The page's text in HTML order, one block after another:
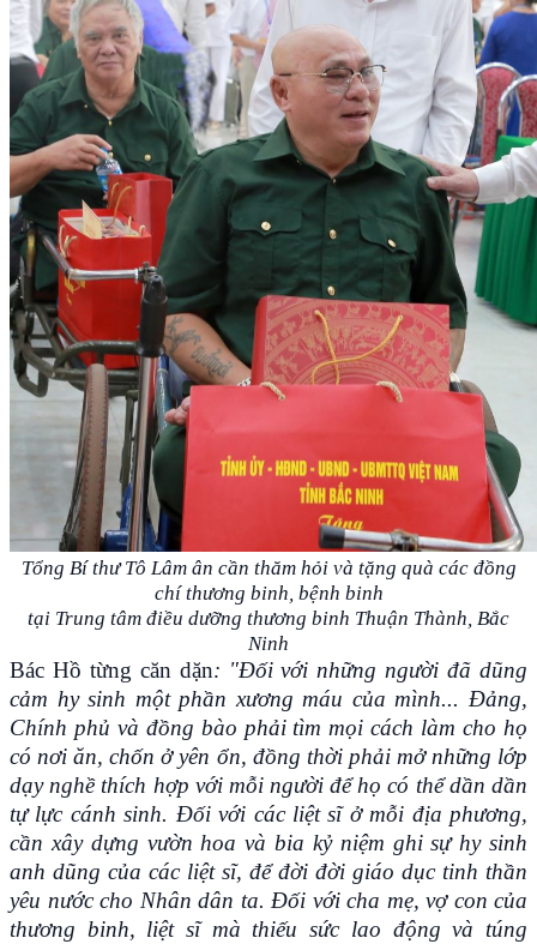
Tổng Bí thư Tô Lâm ân cần thăm hỏi và tặng quà các đồng
chí thương binh, bệnh binh
tại Trung tâm điều dưỡng thương binh Thuận Thành, Bắc
Ninh
Bác Hồ từng căn dặn: "Đối với những người đã dũng
cảm hy sinh một phần xương máu của mình... Đảng,
Chính phủ và đồng bào phải tìm mọi cách làm cho họ
có nơi ăn, chốn ở yên ổn, đồng thời phải mở những lớp
dạy nghề thích hợp với mỗi người để họ có thể dần dần
tự lực cánh sinh. Đối với các liệt sĩ ở mỗi địa phương,
cần xây dựng vườn hoa và bia kỷ niệm ghi sự hy sinh
anh dũng của các liệt sĩ, để đời đời giáo dục tinh thần
yêu nước cho Nhân dân ta. Đối với cha mẹ, vợ con của
thương binh, liệt sĩ mà thiếu sức lao động và túng